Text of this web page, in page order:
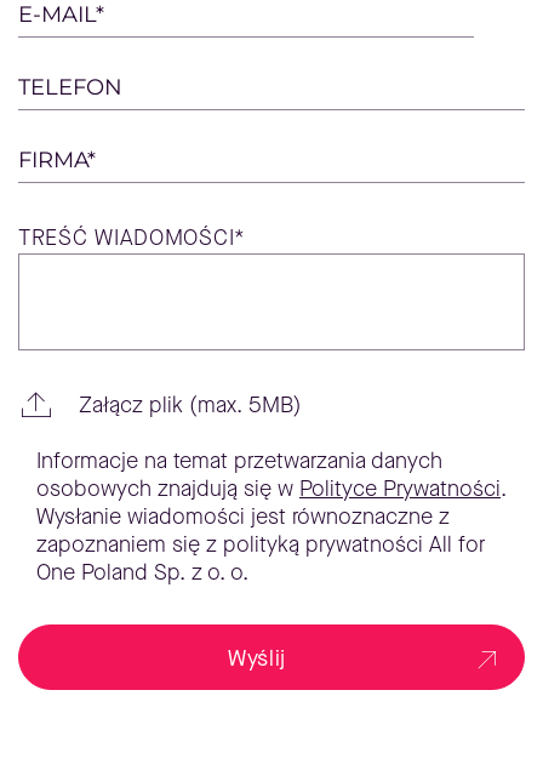
E-MAIL*
TELEFON
FIRMA*
TREŚĆ WIADOMOŚCI*
Załącz plik (max. 5MB)
Informacje na temat przetwarzania danych
osobowych znajdują się w Polityce Prywatności.
Wysłanie wiadomości jest równoznaczne z
zapoznaniem się z polityką prywatności All for
One Poland Sp. z o. o.
Wyślij